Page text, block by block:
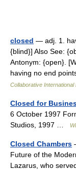
closed — adj. 1.
{blind}] Also See:
Antonym: {open}.
having no end
Collaborative
Closed for
6 October 1997
Studios, 1997 …
Closed Chambers
Future of the
Lazarus, who